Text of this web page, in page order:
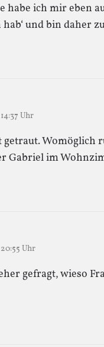
habe ich mir eben
hab‘ und bin daher
Uhr
Womöglich
Gabriel im
Uhr
gefragt, wieso